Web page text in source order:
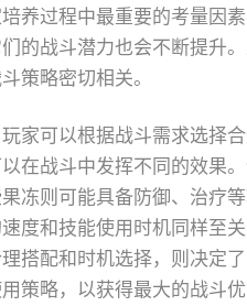
养过程中最重要的考量因
的战斗潜力也会不断提升
策略密切相关。
家可以根据战斗需求选择
在战斗中发挥不同的效果
冻则可能具备防御、治疗
度和技能使用时机同样至
搭配和时机选择，则决定
策略，以获得最大的战斗优